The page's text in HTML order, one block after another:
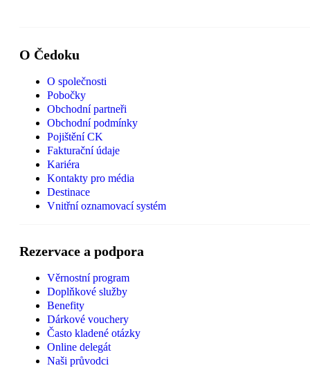
O Čedoku
O společnosti
Pobočky
Obchodní partneři
Obchodní podmínky
Pojištění CK
Fakturační údaje
Kariéra
Kontakty pro média
Destinace
Vnitřní oznamovací systém
Rezervace a podpora
Věrnostní program
Doplňkové služby
Benefity
Dárkové vouchery
Často kladené otázky
Online delegát
Naši průvodci